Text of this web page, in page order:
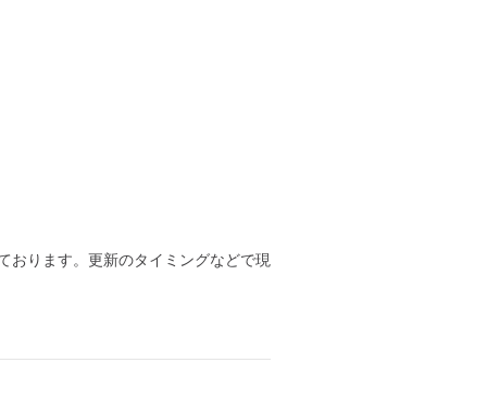
おります。更新のタイミングなどで現